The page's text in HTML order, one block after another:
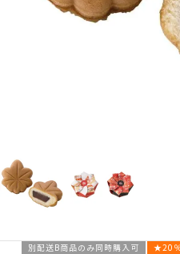
別配送B商品のみ同時購入可 ★20